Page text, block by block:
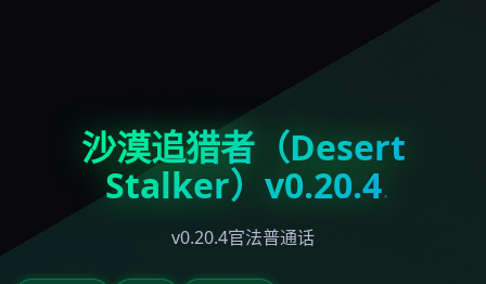
沙漠追猎者（Desert
Stalker）v0.20.4
v0.20.4官法普通话